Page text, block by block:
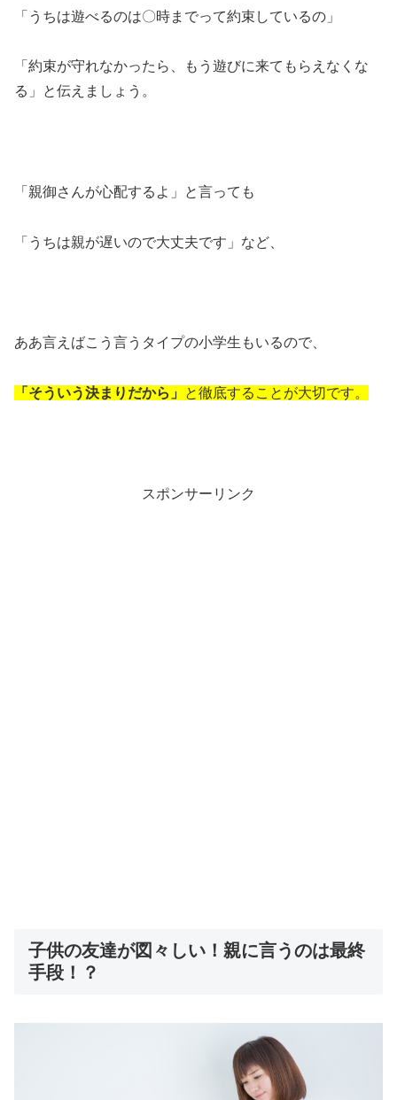
「うちは遊べるのは〇時までって約束しているの」
「約束が守れなかったら、もう遊びに来てもらえなくな
る」と伝えましょう。
「親御さんが心配するよ」と言っても
「うちは親が遅いので大丈夫です」など、
ああ言えばこう言うタイプの小学生もいるので、
「そういう決まりだから」 と徹底することが大切です。
スポンサーリンク
子供の友達が図々しい！親に言うのは最終
手段！？